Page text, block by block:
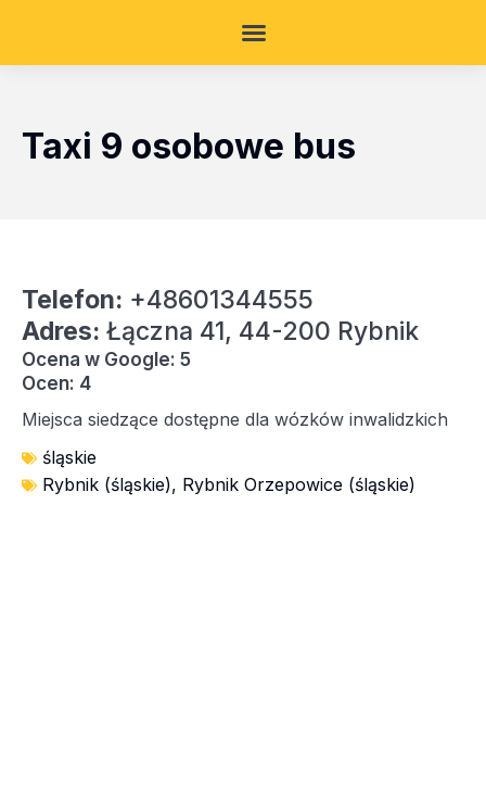
Taxi 9 osobowe bus
Telefon: +48601344555
Adres: Łączna 41, 44-200 Rybnik
Ocena w Google: 5
Ocen: 4
Miejsca siedzące dostępne dla wózków inwalidzkich
śląskie
Rybnik (śląskie), Rybnik Orzepowice (śląskie)